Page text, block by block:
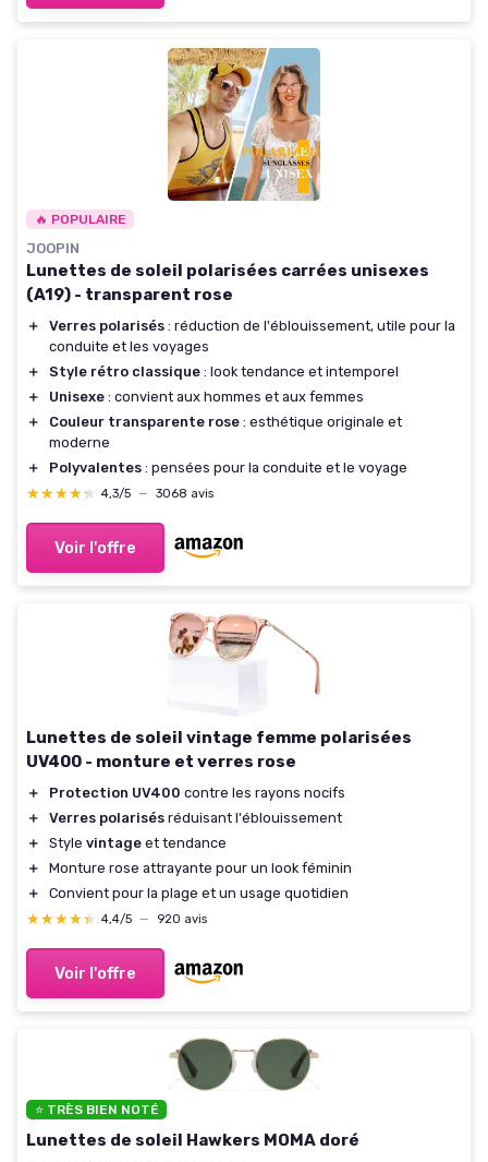
🔥 POPULAIRE
JOOPIN
Lunettes de soleil polarisées carrées unisexes
(A19) - transparent rose
＋ Verres polarisés : réduction de l'éblouissement, utile pour la
conduite et les voyages
＋
Style rétro classique : look tendance et intemporel
＋
Unisexe : convient aux hommes et aux femmes
＋
Couleur transparente rose : esthétique originale et
moderne
＋
Polyvalentes : pensées pour la conduite et le voyage
★★★★★
★★★★★ 4,3/5 — 3068 avis
Voir l'offre
Lunettes de soleil vintage femme polarisées
UV400 - monture et verres rose
＋ Protection UV400 contre les rayons nocifs
＋
Verres polarisés réduisant l'éblouissement
＋
Style vintage et tendance
＋
Monture rose attrayante pour un look féminin
＋
Convient pour la plage et un usage quotidien
★★★★★
★★★★★ 4,4/5 — 920 avis
Voir l'offre
⭐ TRÈS BIEN NOTÉ
Lunettes de soleil Hawkers MOMA doré